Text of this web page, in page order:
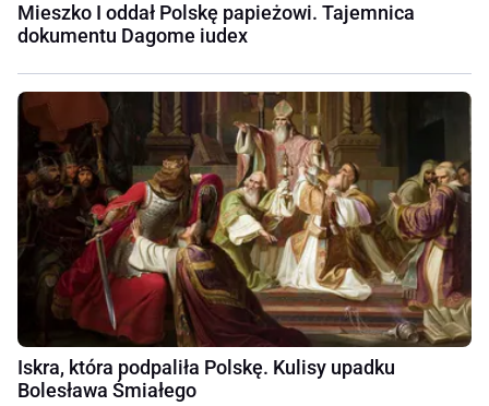
Mieszko I oddał Polskę papieżowi. Tajemnica
dokumentu Dagome iudex
Iskra, która podpaliła Polskę. Kulisy upadku
Bolesława Śmiałego